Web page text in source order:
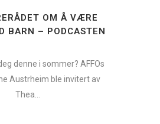
OM Å VÆRE
BARN – PODCASTEN
denne i sommer? AFFOs
Austrheim ble invitert av
Thea...